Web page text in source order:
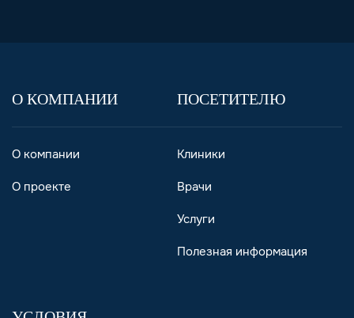
О КОМПАНИИ
О компании
О проекте
ПОСЕТИТЕЛЮ
Клиники
Врачи
Услуги
Полезная информация